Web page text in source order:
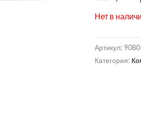
Нет в
Артикул:
Категория: